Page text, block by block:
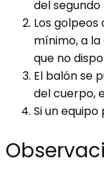
del
Los
mínimo, a
que no
El balón se
del cuerpo,
Si un